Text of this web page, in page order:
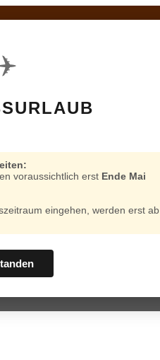
voraussichtlich erst Ende Mai
eingehen, werden erst ab